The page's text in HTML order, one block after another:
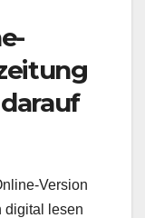
Version
digital lesen